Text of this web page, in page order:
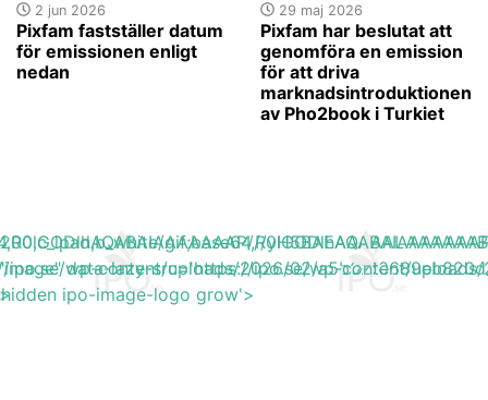
2 jun 2026
Pixfam fastställer datum
för emissionen enligt
nedan
29 maj 2026
Pixfam har beslutat att
genomföra en emission
för att driva
marknadsintroduktionen
av Pho2book i Turkiet
wp-content/uploads/2026/02/
data-lazy-src='https://ipo.se/wp-content/
ipo-image-logo grow'>